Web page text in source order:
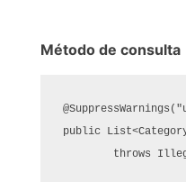
Método de consulta
public
throws